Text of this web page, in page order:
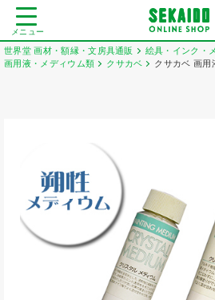
メニュー
世界堂 画材・額縁・文房具通販
絵具・インク・
画用液・メディウム類
クサカベ クサカベ 画用